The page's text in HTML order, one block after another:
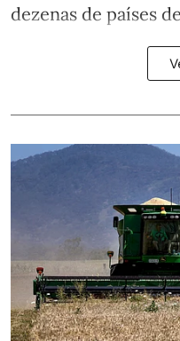
dezenas de países